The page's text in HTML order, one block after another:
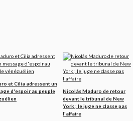
et Cilia adressent un
d'espoir au peuple
Nicolás Maduro de retour
devant le tribunal de New
York ; le juge ne classe pas
l'affaire